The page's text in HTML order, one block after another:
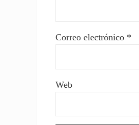
Correo electrónico *
Web